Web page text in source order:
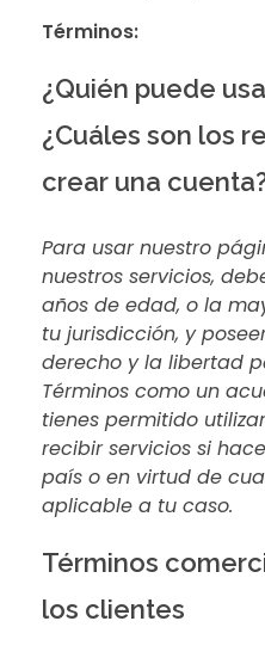
Términos:
¿Quién puede
¿Cuáles son los
crear una
Para usar nuestro
nuestros servicios,
años de edad, o la
tu jurisdicción, y
derecho y la libertad
Términos como un
tienes permitido
recibir servicios si
país o en virtud de
aplicable a tu caso.
Términos
los clientes